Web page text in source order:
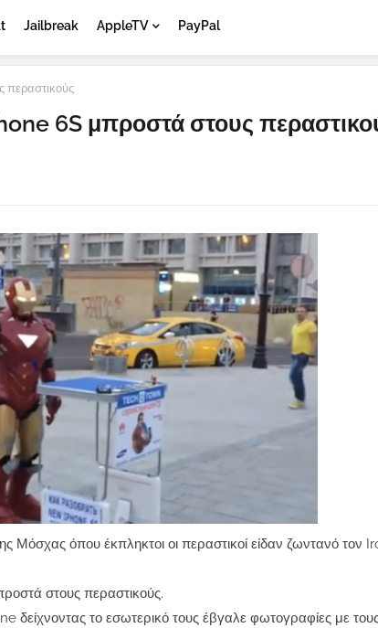
Jailbreak AppleTV PayPal
περαστικούς
6S μπροστά στους
Μόσχας όπου έκπληκτοι οι περαστικοί είδαν ζωντανό τον
στους περαστικούς.
το εσωτερικό τους έβγαλε φωτογραφίες με